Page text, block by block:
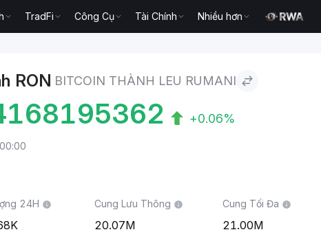
TradFi Công Cụ Tài Chính Nhiều hơn
RON BITCOIN THÀNH LEU RUMANI
+0.06%
24H Cung Lưu Thông
20.07M
Cung Tối Đa
21.00M